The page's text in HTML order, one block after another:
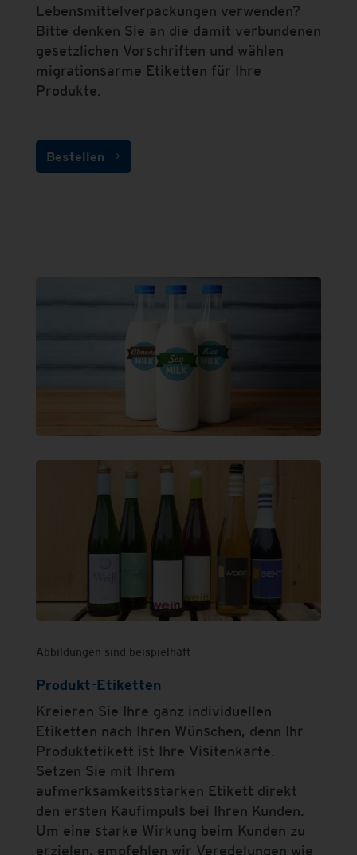
Lebensmittelverpackungen verwenden?
Bitte denken Sie an die damit verbundenen
gesetzlichen Vorschriften und wählen
migrationsarme Etiketten für Ihre
Produkte.
Bestellen
Abbildungen sind beispielhaft
Produkt-Etiketten
Kreieren Sie Ihre ganz individuellen
Etiketten nach Ihren Wünschen, denn Ihr
Produktetikett ist Ihre Visitenkarte.
Setzen Sie mit Ihrem
aufmerksamkeitsstarken Etikett direkt
den ersten Kaufimpuls bei Ihren Kunden.
Um eine starke Wirkung beim Kunden zu
erzielen, empfehlen wir Veredelungen wie